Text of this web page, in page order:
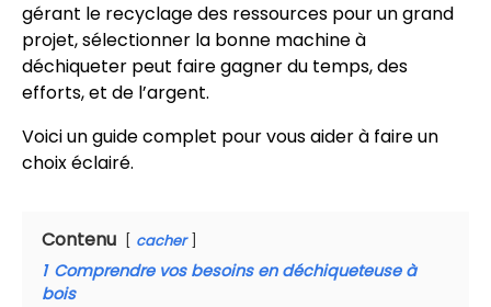
gérant le recyclage des ressources pour un grand
projet, sélectionner la bonne machine à
déchiqueter peut faire gagner du temps, des
efforts, et de l’argent.
Voici un guide complet pour vous aider à faire un
choix éclairé.
Contenu cacher
1 Comprendre vos besoins en déchiqueteuse à
bois